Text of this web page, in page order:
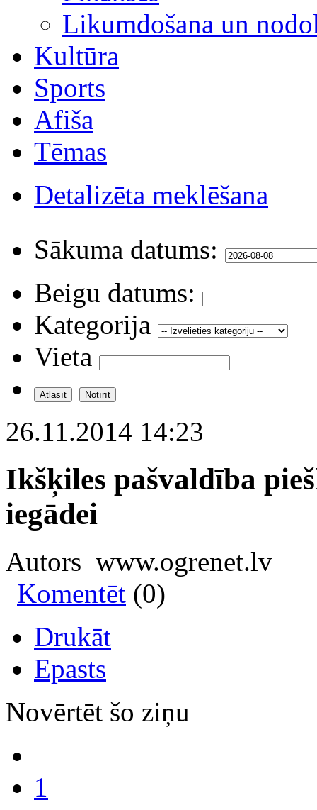
Likumdošana un
Kultūra
Sports
Afiša
Tēmas
Detalizēta meklēšana
Sākuma datums:
Beigu datums:
Kategorija
Vieta
26.11.2014 14:23
Ikšķiles pašvaldība
iegādei
Autors www.ogrenet.lv
Komentēt (0)
Drukāt
Epasts
Novērtēt šo ziņu
1